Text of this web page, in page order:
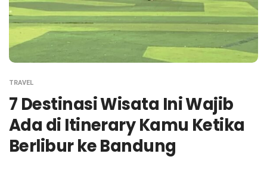
TRAVEL
7 Destinasi Wisata Ini Wajib
Ada di Itinerary Kamu Ketika
Berlibur ke Bandung